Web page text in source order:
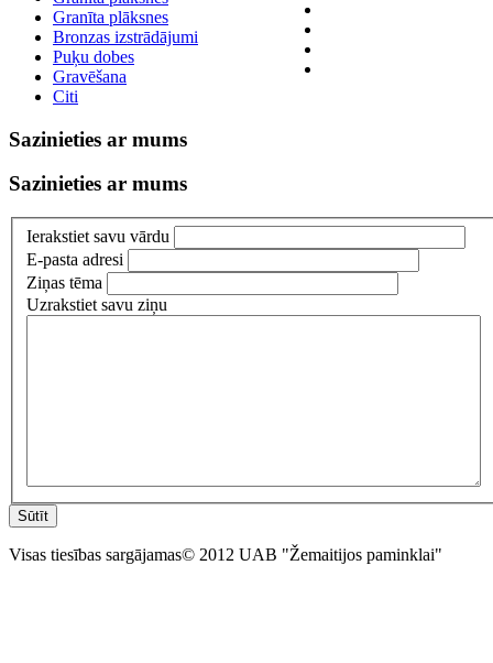
Granīta plāksnes
Bronzas izstrādājumi
Puķu dobes
Gravēšana
Citi
Sazinieties ar mums
Sazinieties ar mums
Ierakstiet savu vārdu
E-pasta adresi
Ziņas tēma
Uzrakstiet savu ziņu
Sūtīt
Visas tiesības sargājamas© 2012 UAB "Žemaitijos paminklai"